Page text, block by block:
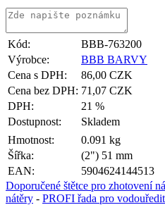
Kód:
BBB-763200
Výrobce:
BBB BARVY
Cena s DPH:
86,00 CZK
Cena bez DPH: 71,07 CZK
DPH:
21 %
Dostupnost:
Skladem
Hmotnost:
0.091 kg
Šířka:
(2") 51 mm
EAN:
5904624144513
Doporučené štětce pro zhotovení
nátěry - PROFI řada pro